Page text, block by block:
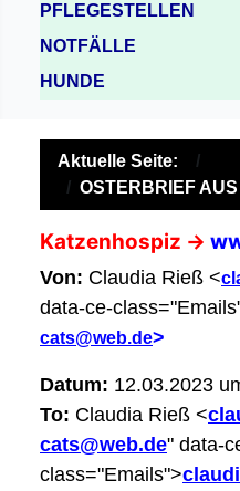
PFLEGESTELLEN
NOTFÄLLE
HUNDE
Aktuelle Seite:
OSTERBRIEF
Katzenhospiz ->
Von: Claudia Rieß <
data-ce-
cats@web.de>
Datum: 12.03.2023
To: Claudia Rieß <
cats@web.de" data-
class="Emails">